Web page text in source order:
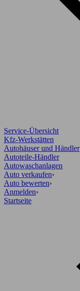
Service-Übersicht
Kfz-Werkstätten
Autohäuser und Händler
Autoteile-Händler
Autowaschanlagen
Auto verkaufen›
Auto bewerten›
Anmelden›
Startseite